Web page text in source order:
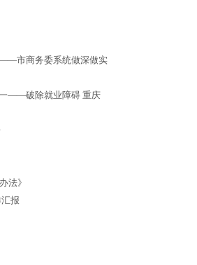
——市商务委系统做深做实
一——破除就业障碍 重庆
法》
报